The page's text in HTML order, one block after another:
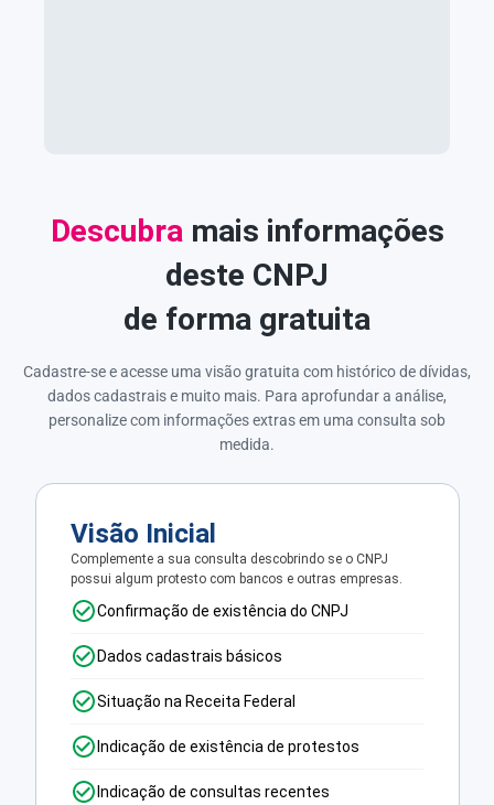
Descubra mais informações
deste CNPJ
de forma gratuita
Cadastre-se e acesse uma visão gratuita com histórico de dívidas,
dados cadastrais e muito mais. Para aprofundar a análise,
personalize com informações extras em uma consulta sob
medida.
Visão Inicial
Complemente a sua consulta descobrindo se o CNPJ
possui algum protesto com bancos e outras empresas.
Confirmação de existência do CNPJ
Dados cadastrais básicos
Situação na Receita Federal
Indicação de existência de protestos
Indicação de consultas recentes